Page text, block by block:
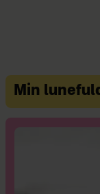
Min